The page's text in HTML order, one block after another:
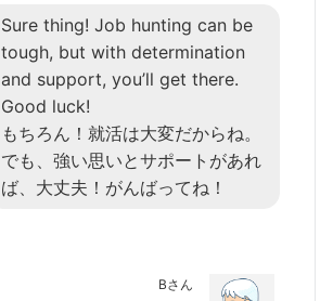
Sure thing! Job hunting can be
tough, but with determination
and support, you’ll get there.
Good luck!
もちろん！就活は大変だからね。
でも、強い思いとサポートがあれ
ば、大丈夫！がんばってね！
Bさん